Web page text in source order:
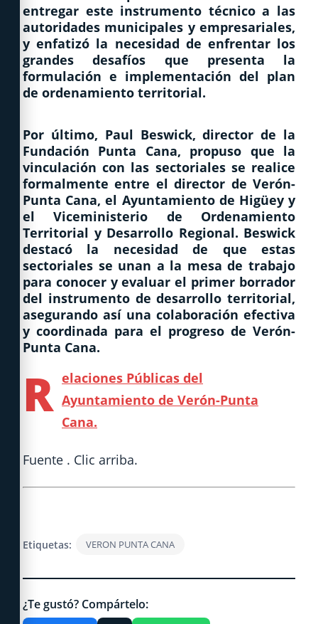
entregar este instrumento técnico a las
autoridades municipales y empresariales,
y enfatizó la necesidad de enfrentar los
grandes desafíos que presenta la
formulación e implementación del plan
de ordenamiento territorial.
Por último, Paul Beswick, director de la
Fundación Punta Cana, propuso que la
vinculación con las sectoriales se realice
formalmente entre el director de Verón-
Punta Cana, el Ayuntamiento de Higüey y
el Viceministerio de Ordenamiento
Territorial y Desarrollo Regional. Beswick
destacó la necesidad de que estas
sectoriales se unan a la mesa de trabajo
para conocer y evaluar el primer borrador
del instrumento de desarrollo territorial,
asegurando así una colaboración efectiva
y coordinada para el progreso de Verón-
Punta Cana.
R elaciones Públicas del
Ayuntamiento de Verón-Punta
Cana.
Fuente . Clic arriba.
Etiquetas: VERON PUNTA CANA
¿Te gustó? Compártelo: